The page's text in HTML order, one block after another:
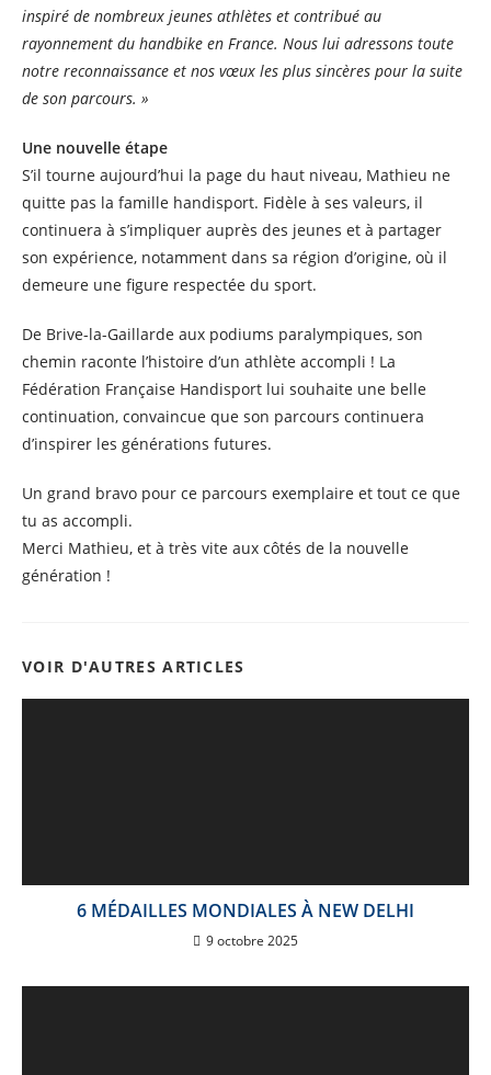
inspiré de nombreux jeunes athlètes et contribué au
rayonnement du handbike en France. Nous lui adressons toute
notre reconnaissance et nos vœux les plus sincères pour la suite
de son parcours. »
Une nouvelle étape
S’il tourne aujourd’hui la page du haut niveau, Mathieu ne
quitte pas la famille handisport. Fidèle à ses valeurs, il
continuera à s’impliquer auprès des jeunes et à partager
son expérience, notamment dans sa région d’origine, où il
demeure une figure respectée du sport.
De Brive-la-Gaillarde aux podiums paralympiques, son
chemin raconte l’histoire d’un athlète accompli ! La
Fédération Française Handisport lui souhaite une belle
continuation, convaincue que son parcours continuera
d’inspirer les générations futures.
Un grand bravo pour ce parcours exemplaire et tout ce que
tu as accompli.
Merci Mathieu, et à très vite aux côtés de la nouvelle
génération !
VOIR D'AUTRES ARTICLES
6 MÉDAILLES MONDIALES À NEW DELHI
9 octobre 2025